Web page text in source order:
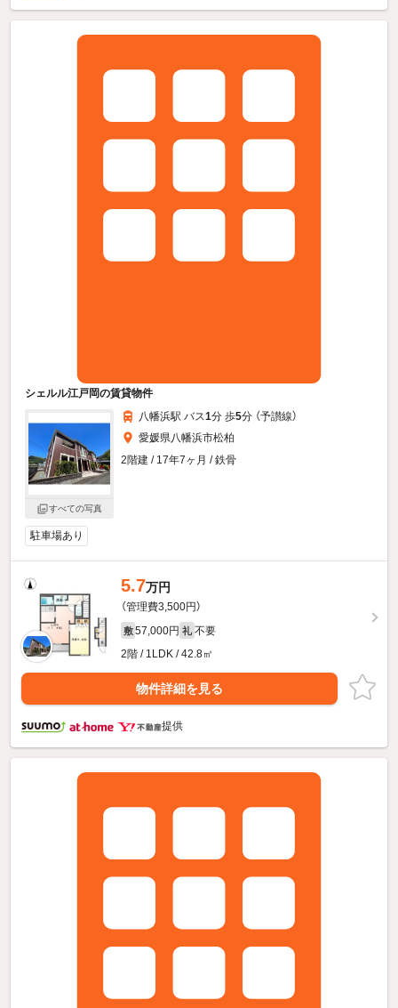
シェルル江戸岡の賃貸物件
すべての写真
八幡浜駅 バス1分 歩5分 （予讃線）
愛媛県八幡浜市松柏
2階建 / 17年7ヶ月 / 鉄骨
駐車場あり
5.7万円
（管理費3,500円）
敷 57,000円 礼 不要
2階 / 1LDK / 42.8㎡
物件詳細を見る
提供